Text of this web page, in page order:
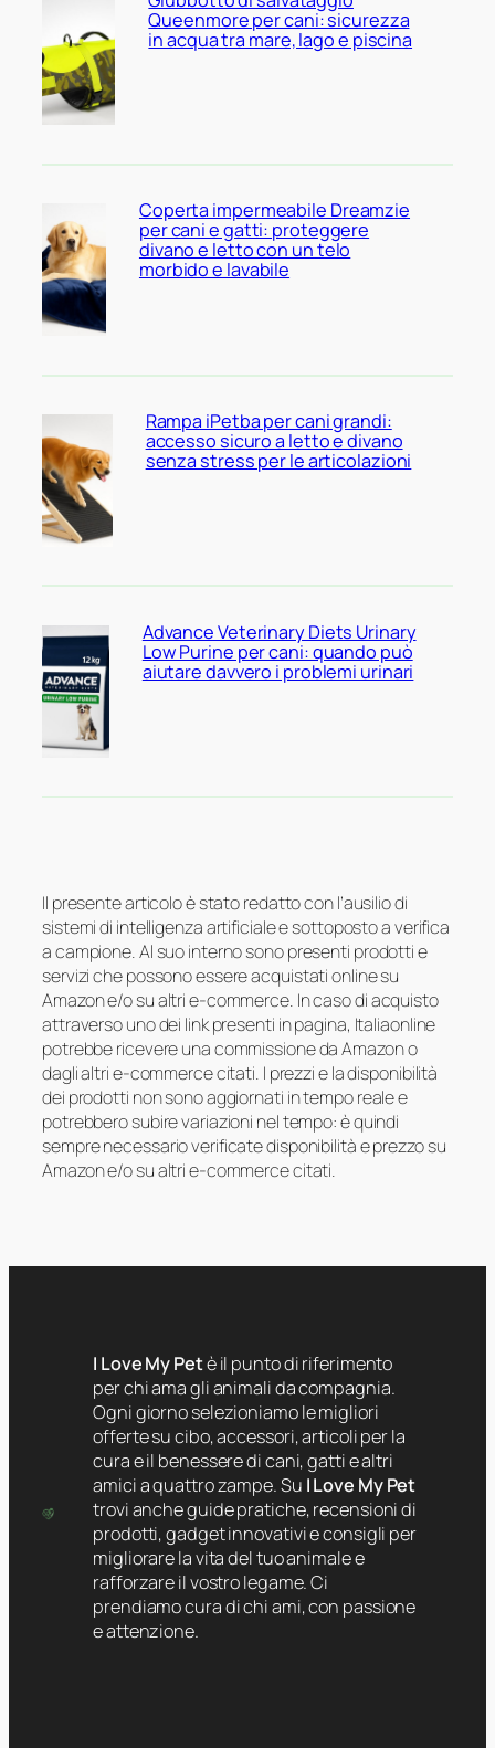
Queenmore per cani: sicurezza
in acqua tra mare, lago e piscina
Coperta impermeabile Dreamzie
per cani e gatti: proteggere
divano e letto con un telo
morbido e lavabile
Rampa iPetba per cani grandi:
accesso sicuro a letto e divano
senza stress per le articolazioni
Advance Veterinary Diets Urinary
Low Purine per cani: quando può
aiutare davvero i problemi urinari
Il presente articolo è stato redatto con l’ausilio di
sistemi di intelligenza artificiale e sottoposto a verifica
a campione. Al suo interno sono presenti prodotti e
servizi che possono essere acquistati online su
Amazon e/o su altri e-commerce. In caso di acquisto
attraverso uno dei link presenti in pagina, Italiaonline
potrebbe ricevere una commissione da Amazon o
dagli altri e-commerce citati. I prezzi e la disponibilità
dei prodotti non sono aggiornati in tempo reale e
potrebbero subire variazioni nel tempo: è quindi
sempre necessario verificate disponibilità e prezzo su
Amazon e/o su altri e-commerce citati.
I Love My Petè il punto di riferimento
per chi ama gli animali da compagnia.
Ogni giorno selezioniamo le migliori
offerte su cibo, accessori, articoli per la
cura e il benessere di cani, gatti e altri
amici a quattro zampe. Su I Love My Pet
trovi anche guide pratiche, recensioni di
prodotti, gadget innovativi e consigli per
migliorare la vita del tuo animale e
rafforzare il vostro legame. Ci
prendiamo cura di chi ami, con passione
e attenzione.